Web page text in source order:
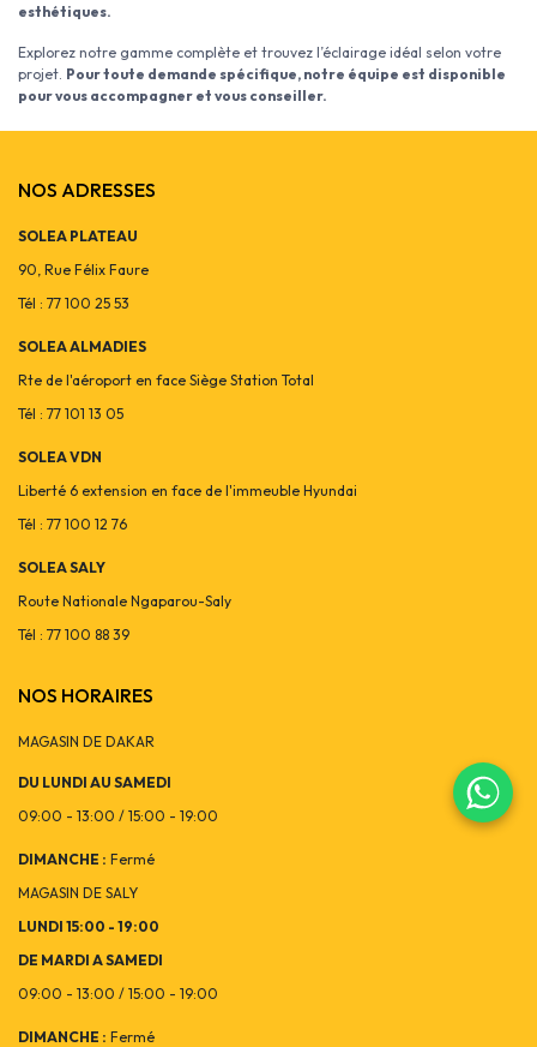
esthétiques.
Explorez notre gamme complète et trouvez l’éclairage idéal selon votre
projet. Pour toute demande spécifique, notre équipe est disponible
pour vous accompagner et vous conseiller.
NOS ADRESSES
SOLEA PLATEAU
90, Rue Félix Faure
Tél : 77 100 25 53
SOLEA ALMADIES
Rte de l'aéroport en face Siège Station Total
Tél : 77 101 13 05
SOLEA VDN
Liberté 6 extension en face de l'immeuble Hyundai
Tél : 77 100 12 76
SOLEA SALY
Route Nationale Ngaparou-Saly
Tél : 77 100 88 39
NOS HORAIRES
MAGASIN DE DAKAR
DU LUNDI AU SAMEDI
09:00 - 13:00 / 15:00 - 19:00
DIMANCHE : Fermé
MAGASIN DE SALY
LUNDI 15:00 - 19:00
DE MARDI A SAMEDI
09:00 - 13:00 / 15:00 - 19:00
DIMANCHE : Fermé